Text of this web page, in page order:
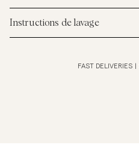
Instructions de lavage
FAST DELIVERIES